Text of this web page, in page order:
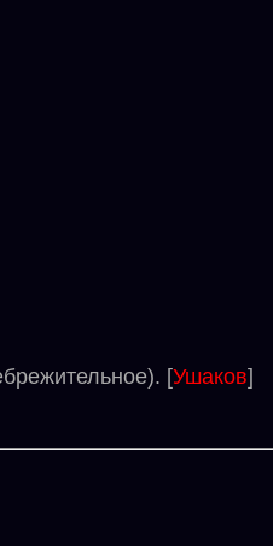
[Ушаков]